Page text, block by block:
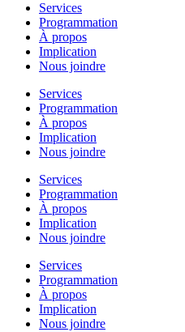
Services
Programmation
À propos
Implication
Nous joindre
Services
Programmation
À propos
Implication
Nous joindre
Services
Programmation
À propos
Implication
Nous joindre
Services
Programmation
À propos
Implication
Nous joindre